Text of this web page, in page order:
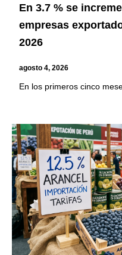
En 3.7 % se
empresas
2026
agosto 4, 2026
En los primeros cinco